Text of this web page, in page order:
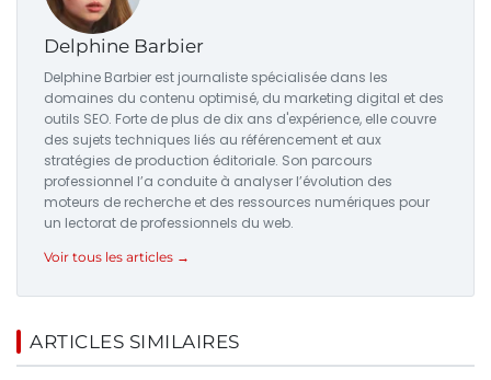
Delphine Barbier
Delphine Barbier est journaliste spécialisée dans les
domaines du contenu optimisé, du marketing digital et des
outils SEO. Forte de plus de dix ans d'expérience, elle couvre
des sujets techniques liés au référencement et aux
stratégies de production éditoriale. Son parcours
professionnel l’a conduite à analyser l’évolution des
moteurs de recherche et des ressources numériques pour
un lectorat de professionnels du web.
Voir tous les articles →
ARTICLES SIMILAIRES